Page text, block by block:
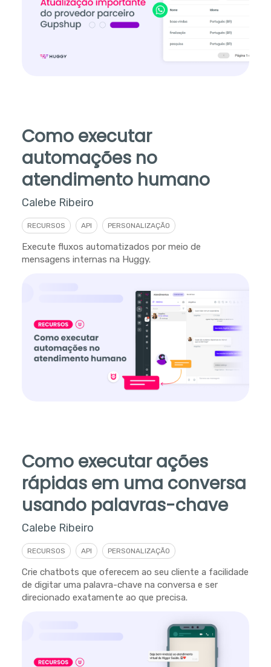
Como executar
automações no
atendimento humano
Calebe Ribeiro
RECURSOS API PERSONALIZAÇÃO
Execute fluxos automatizados por meio de
mensagens internas na Huggy.
Como executar ações
rápidas em uma conversa
usando palavras-chave
Calebe Ribeiro
RECURSOS API PERSONALIZAÇÃO
Crie chatbots que oferecem ao seu cliente a facilidade
de digitar uma palavra-chave na conversa e ser
direcionado exatamente ao que precisa.